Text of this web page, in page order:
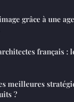
grâce à une
français :
meilleures
?